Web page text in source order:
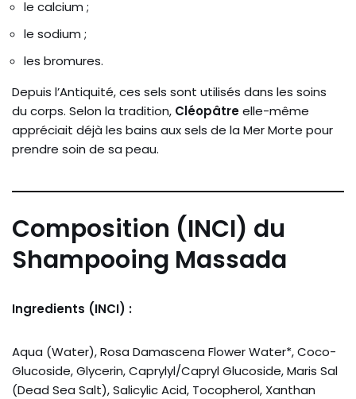
le calcium ;
le sodium ;
les bromures.
Depuis l’Antiquité, ces sels sont utilisés dans les soins
du corps. Selon la tradition, Cléopâtreelle-même
appréciait déjà les bains aux sels de la Mer Morte pour
prendre soin de sa peau.
Composition (INCI) du
Shampooing Massada
Ingredients (INCI) :
Aqua (Water), Rosa Damascena Flower Water*, Coco-
Glucoside, Glycerin, Caprylyl/Capryl Glucoside, Maris Sal
(Dead Sea Salt), Salicylic Acid, Tocopherol, Xanthan